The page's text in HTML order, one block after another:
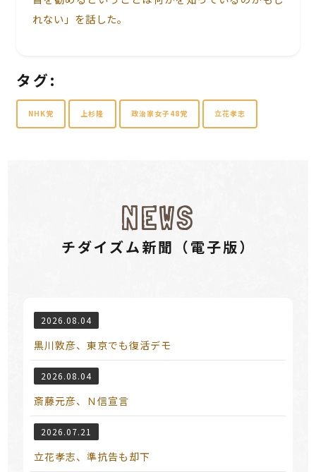
れない」を話した。
タグ:
NHK党 上杉隆 政治家女子48党 立花孝志
NEWS
チダイズム新聞（電⼦版）
2026.08.04
黒川敦彦、東京でも復活デモ
2026.08.04
斎藤元彦、Ｎ信宣言
2026.07.21
立花孝志、準抗告も却下